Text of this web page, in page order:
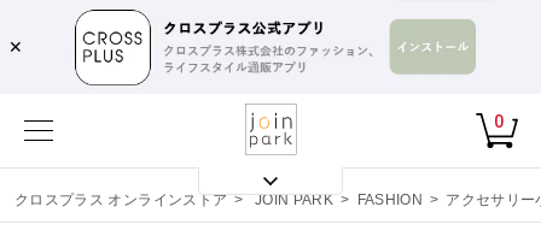
✕
0
クロスプラス オンラインストア > JOIN PARK > FASHION > アクセサリー